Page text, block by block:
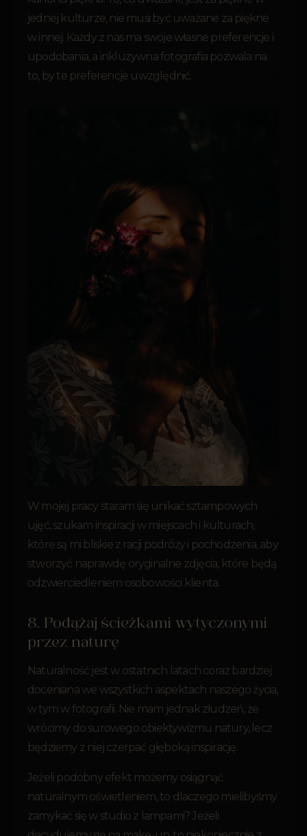
jednej kulturze, nie musi być uważane za piękne
w innej. Każdy z nas ma swoje własne preferencje i
upodobania, a inkluzywna fotografia pozwala na
to, by te preferencje uwzględnić.
W mojej pracy staram się unikać sztampowych
ujęć, szukam inspiracji w miejscach i kulturach,
które są mi bliskie z racji podróży i pochodzenia, aby
stworzyć naprawdę oryginalne zdjęcia, które będą
odzwierciedleniem osobowości klienta.
8. Podążaj ścieżkami wytyczonymi
przez naturę
Naturalność jest w ostatnich latach coraz bardziej
doceniana we wszystkich aspektach naszego życia,
w tym w fotografii. Nie mam jednak złudzeń, że
wrócimy do surowego obiektywizmu natury, lecz
będziemy z niej czerpać głęboką inspirację.
Jeżeli podobny efekt możemy osiągnąć
naturalnym oświetleniem, to dlaczego mielibyśmy
zamykać się w studio z lampami? Jeżeli